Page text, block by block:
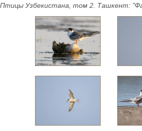
Птицы Узбекистана, том 2. Ташкент: